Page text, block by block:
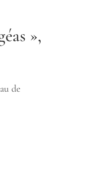
»,
de